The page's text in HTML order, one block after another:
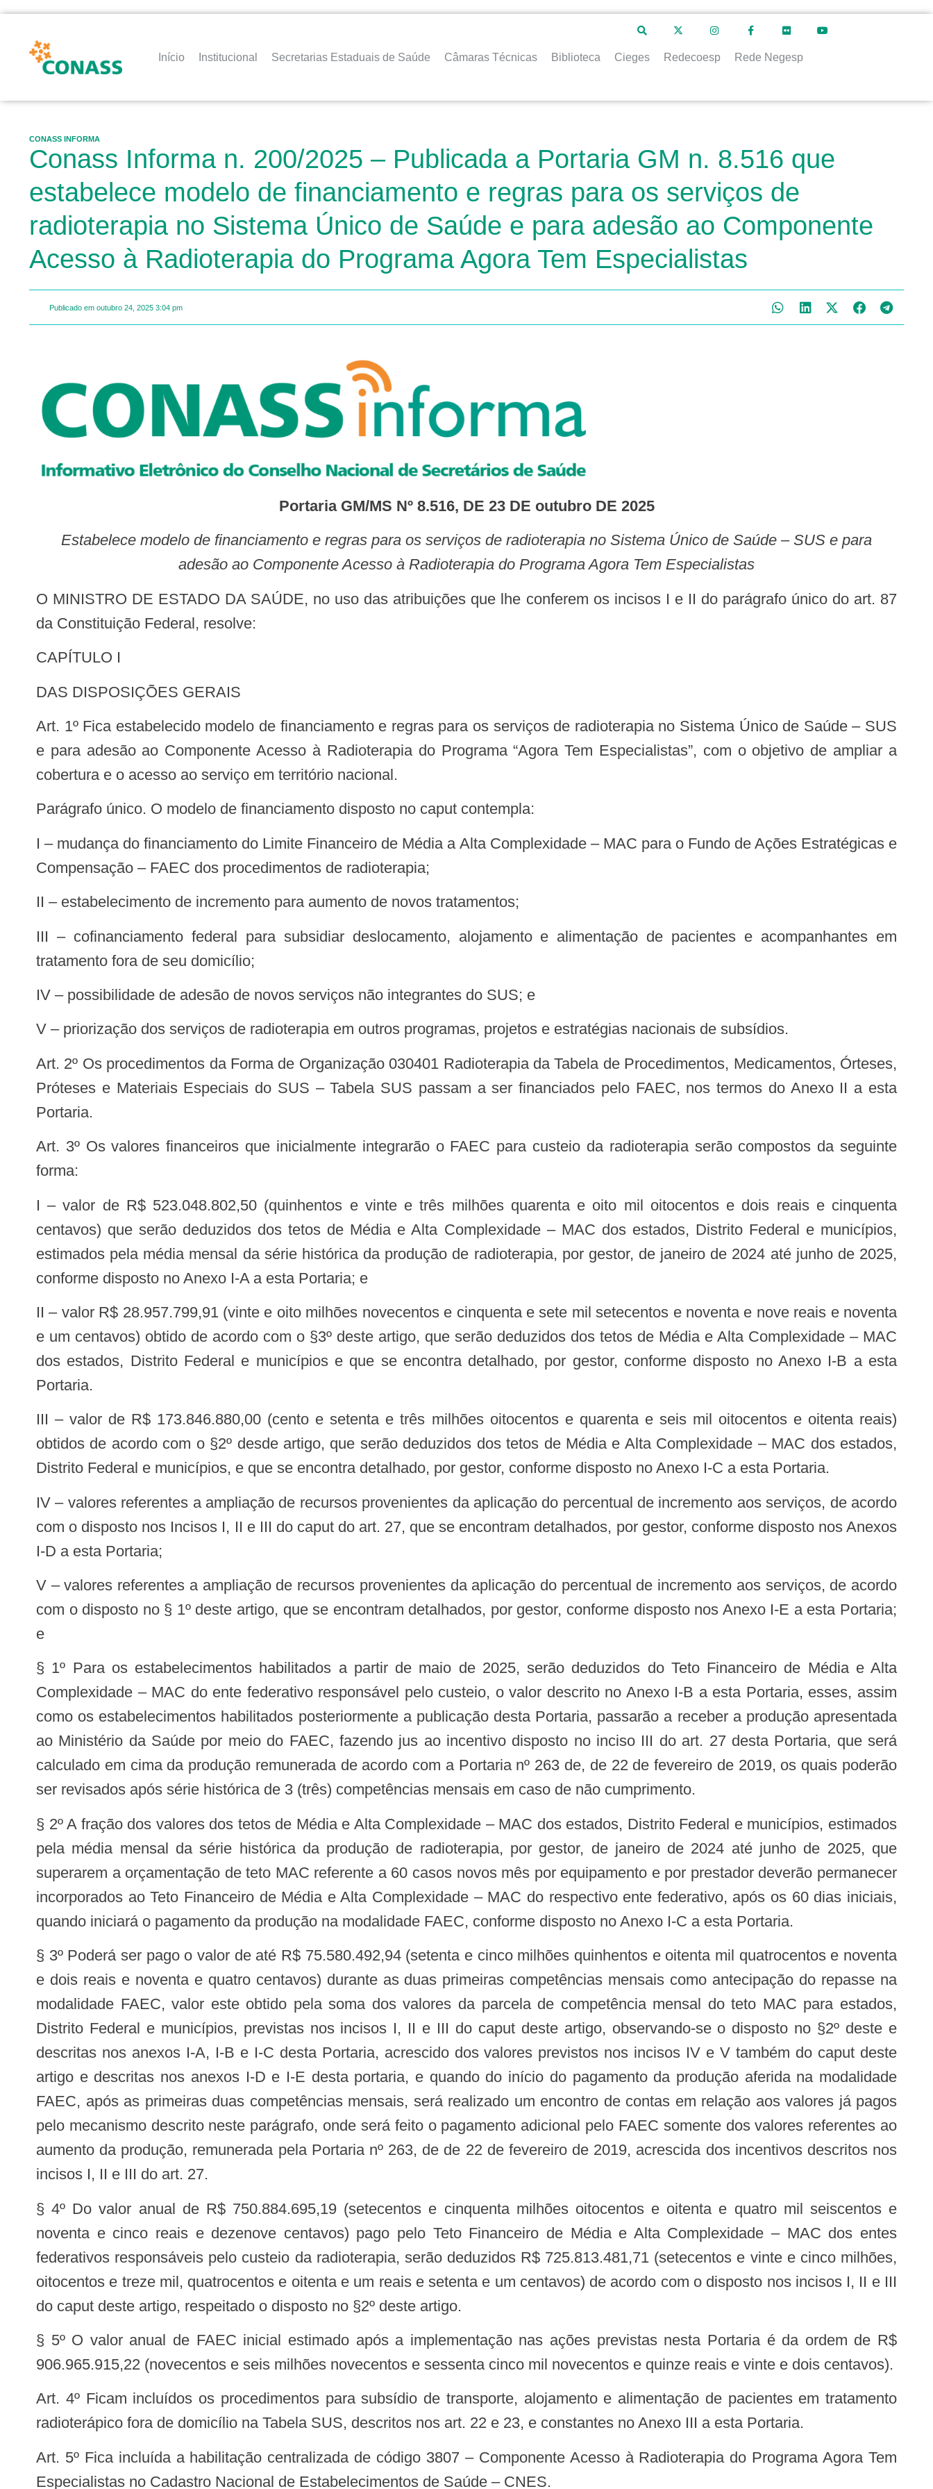
Início Institucional Secretarias Estaduais de Saúde Câmaras Técnicas Biblioteca Cieges Redecoesp Rede Negesp
CONASS INFORMA
Conass Informa n. 200/2025 – Publicada a Portaria GM n. 8.516 que
estabelece modelo de financiamento e regras para os serviços de
radioterapia no Sistema Único de Saúde e para adesão ao Componente
Acesso à Radioterapia do Programa Agora Tem Especialistas
Publicado em outubro 24, 2025 3:04 pm
Portaria GM/MS Nº 8.516, DE 23 DE outubro DE 2025
Estabelece modelo de financiamento e regras para os serviços de radioterapia no Sistema Único de Saúde – SUS e para
adesão ao Componente Acesso à Radioterapia do Programa Agora Tem Especialistas
O MINISTRO DE ESTADO DA SAÚDE, no uso das atribuições que lhe conferem os incisos I e II do parágrafo único do art. 87
da Constituição Federal, resolve:
CAPÍTULO I
DAS DISPOSIÇÕES GERAIS
Art. 1º Fica estabelecido modelo de financiamento e regras para os serviços de radioterapia no Sistema Único de Saúde – SUS
e para adesão ao Componente Acesso à Radioterapia do Programa “Agora Tem Especialistas”, com o objetivo de ampliar a
cobertura e o acesso ao serviço em território nacional.
Parágrafo único. O modelo de financiamento disposto no caput contempla:
I – mudança do financiamento do Limite Financeiro de Média a Alta Complexidade – MAC para o Fundo de Ações Estratégicas e
Compensação – FAEC dos procedimentos de radioterapia;
II – estabelecimento de incremento para aumento de novos tratamentos;
III – cofinanciamento federal para subsidiar deslocamento, alojamento e alimentação de pacientes e acompanhantes em
tratamento fora de seu domicílio;
IV – possibilidade de adesão de novos serviços não integrantes do SUS; e
V – priorização dos serviços de radioterapia em outros programas, projetos e estratégias nacionais de subsídios.
Art. 2º Os procedimentos da Forma de Organização 030401 Radioterapia da Tabela de Procedimentos, Medicamentos, Órteses,
Próteses e Materiais Especiais do SUS – Tabela SUS passam a ser financiados pelo FAEC, nos termos do Anexo II a esta
Portaria.
Art. 3º Os valores financeiros que inicialmente integrarão o FAEC para custeio da radioterapia serão compostos da seguinte
forma:
I – valor de R$ 523.048.802,50 (quinhentos e vinte e três milhões quarenta e oito mil oitocentos e dois reais e cinquenta
centavos) que serão deduzidos dos tetos de Média e Alta Complexidade – MAC dos estados, Distrito Federal e municípios,
estimados pela média mensal da série histórica da produção de radioterapia, por gestor, de janeiro de 2024 até junho de 2025,
conforme disposto no Anexo I-A a esta Portaria; e
II – valor R$ 28.957.799,91 (vinte e oito milhões novecentos e cinquenta e sete mil setecentos e noventa e nove reais e noventa
e um centavos) obtido de acordo com o §3º deste artigo, que serão deduzidos dos tetos de Média e Alta Complexidade – MAC
dos estados, Distrito Federal e municípios e que se encontra detalhado, por gestor, conforme disposto no Anexo I-B a esta
Portaria.
III – valor de R$ 173.846.880,00 (cento e setenta e três milhões oitocentos e quarenta e seis mil oitocentos e oitenta reais)
obtidos de acordo com o §2º desde artigo, que serão deduzidos dos tetos de Média e Alta Complexidade – MAC dos estados,
Distrito Federal e municípios, e que se encontra detalhado, por gestor, conforme disposto no Anexo I-C a esta Portaria.
IV – valores referentes a ampliação de recursos provenientes da aplicação do percentual de incremento aos serviços, de acordo
com o disposto nos Incisos I, II e III do caput do art. 27, que se encontram detalhados, por gestor, conforme disposto nos Anexos
I-D a esta Portaria;
V – valores referentes a ampliação de recursos provenientes da aplicação do percentual de incremento aos serviços, de acordo
com o disposto no § 1º deste artigo, que se encontram detalhados, por gestor, conforme disposto nos Anexo I-E a esta Portaria;
e
§ 1º Para os estabelecimentos habilitados a partir de maio de 2025, serão deduzidos do Teto Financeiro de Média e Alta
Complexidade – MAC do ente federativo responsável pelo custeio, o valor descrito no Anexo I-B a esta Portaria, esses, assim
como os estabelecimentos habilitados posteriormente a publicação desta Portaria, passarão a receber a produção apresentada
ao Ministério da Saúde por meio do FAEC, fazendo jus ao incentivo disposto no inciso III do art. 27 desta Portaria, que será
calculado em cima da produção remunerada de acordo com a Portaria nº 263 de, de 22 de fevereiro de 2019, os quais poderão
ser revisados após série histórica de 3 (três) competências mensais em caso de não cumprimento.
§ 2º A fração dos valores dos tetos de Média e Alta Complexidade – MAC dos estados, Distrito Federal e municípios, estimados
pela média mensal da série histórica da produção de radioterapia, por gestor, de janeiro de 2024 até junho de 2025, que
superarem a orçamentação de teto MAC referente a 60 casos novos mês por equipamento e por prestador deverão permanecer
incorporados ao Teto Financeiro de Média e Alta Complexidade – MAC do respectivo ente federativo, após os 60 dias iniciais,
quando iniciará o pagamento da produção na modalidade FAEC, conforme disposto no Anexo I-C a esta Portaria.
§ 3º Poderá ser pago o valor de até R$ 75.580.492,94 (setenta e cinco milhões quinhentos e oitenta mil quatrocentos e noventa
e dois reais e noventa e quatro centavos) durante as duas primeiras competências mensais como antecipação do repasse na
modalidade FAEC, valor este obtido pela soma dos valores da parcela de competência mensal do teto MAC para estados,
Distrito Federal e municípios, previstas nos incisos I, II e III do caput deste artigo, observando-se o disposto no §2º deste e
descritas nos anexos I-A, I-B e I-C desta Portaria, acrescido dos valores previstos nos incisos IV e V também do caput deste
artigo e descritas nos anexos I-D e I-E desta portaria, e quando do início do pagamento da produção aferida na modalidade
FAEC, após as primeiras duas competências mensais, será realizado um encontro de contas em relação aos valores já pagos
pelo mecanismo descrito neste parágrafo, onde será feito o pagamento adicional pelo FAEC somente dos valores referentes ao
aumento da produção, remunerada pela Portaria nº 263, de de 22 de fevereiro de 2019, acrescida dos incentivos descritos nos
incisos I, II e III do art. 27.
§ 4º Do valor anual de R$ 750.884.695,19 (setecentos e cinquenta milhões oitocentos e oitenta e quatro mil seiscentos e
noventa e cinco reais e dezenove centavos) pago pelo Teto Financeiro de Média e Alta Complexidade – MAC dos entes
federativos responsáveis pelo custeio da radioterapia, serão deduzidos R$ 725.813.481,71 (setecentos e vinte e cinco milhões,
oitocentos e treze mil, quatrocentos e oitenta e um reais e setenta e um centavos) de acordo com o disposto nos incisos I, II e III
do caput deste artigo, respeitado o disposto no §2º deste artigo.
§ 5º O valor anual de FAEC inicial estimado após a implementação nas ações previstas nesta Portaria é da ordem de R$
906.965.915,22 (novecentos e seis milhões novecentos e sessenta cinco mil novecentos e quinze reais e vinte e dois centavos).
Art. 4º Ficam incluídos os procedimentos para subsídio de transporte, alojamento e alimentação de pacientes em tratamento
radioterápico fora de domicílio na Tabela SUS, descritos nos art. 22 e 23, e constantes no Anexo III a esta Portaria.
Art. 5º Fica incluída a habilitação centralizada de código 3807 – Componente Acesso à Radioterapia do Programa Agora Tem
Especialistas no Cadastro Nacional de Estabelecimentos de Saúde – CNES.